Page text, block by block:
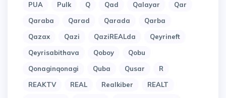
PUA
Pulk Q Qad Qalayar
Qar
Qaraba
Qarad Qarada
Qarba
Qazax
Qazi QaziREALda
Qeyrineft
Qeyrisabithava
Qoboy
Qobu
Qonaginqonagi
Quba Qusar
R
REAKTV
REAL Realkiber
REALT